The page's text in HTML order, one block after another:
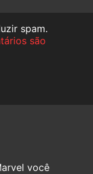
spam.
são
você